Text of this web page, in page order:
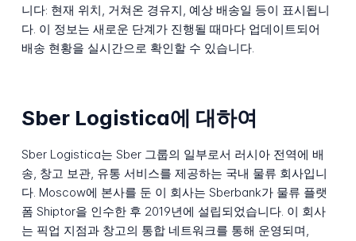
니다: 현재 위치, 거쳐온 경유지, 예상 배송일 등이 표시됩니
다. 이 정보는 새로운 단계가 진행될 때마다 업데이트되어
배송 현황을 실시간으로 확인할 수 있습니다.
Sber Logistica에 대하여
Sber Logistica는 Sber 그룹의 일부로서 러시아 전역에 배
송, 창고 보관, 유통 서비스를 제공하는 국내 물류 회사입니
다. Moscow에 본사를 둔 이 회사는 Sberbank가 물류 플랫
폼 Shiptor을 인수한 후 2019년에 설립되었습니다. 이 회사
는 픽업 지점과 창고의 통합 네트워크를 통해 운영되며,